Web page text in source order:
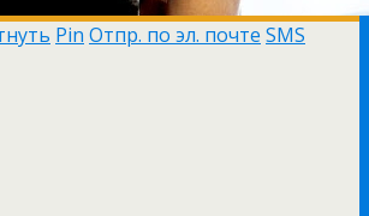
Pin Отпр. по эл. почте SMS